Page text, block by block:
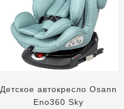
Детское автокресло Osann
Eno360 Sky